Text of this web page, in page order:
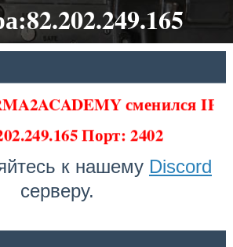
сменился IP
Порт: 2402
к нашему Discord
серверу.